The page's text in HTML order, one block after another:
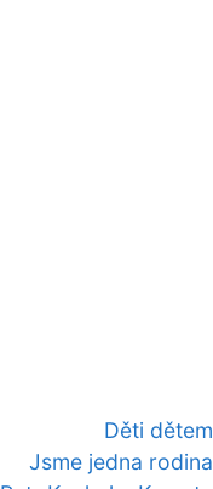
Děti dětem
Jsme jedna rodina